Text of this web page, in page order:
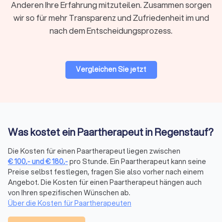
Wie Sie den richtigen Paartherapeuten in
Regenstauf finden
Nutzen Sie Trustlocal, um
Bewertungen zählen:Sehen Sie sich 413 Bewertungen
an, um die passende Wahl zu treffen.
Angebote einholen:Bei Trustlocal erhalten Sie bis zu
Paartherapie Kosten
In der Regel zahlt man pro Sitzung beim Therapeuten. Für
professionelle Beziehungstherapie können Sie mit Kosten
zwischen € 100,- und € 180,- pro Stunderechnen. Da
Paartherapie meistens als private Leistung gilt, gibt es keine
Kostenübernahme der Krankenkasse.
Anderen Ihre Erfahrung mitzuteilen. Zusammen sorgen
wir so für mehr Transparenz und Zufriedenheit im und
nach dem Entscheidungsprozess.
Vergleichen Sie jetzt
Was kostet ein Paartherapeut in Regenstauf?
Die Kosten für einen Paartherapeut liegen zwischen
€100,-und€180,-pro Stunde. Ein Paartherapeut kann seine
Preise selbst festlegen, fragen Sie also vorher nach einem
Angebot. Die Kosten für einen Paartherapeut hängen auch
von Ihren spezifischen Wünschen ab.
Über die Kosten für Paartherapeuten